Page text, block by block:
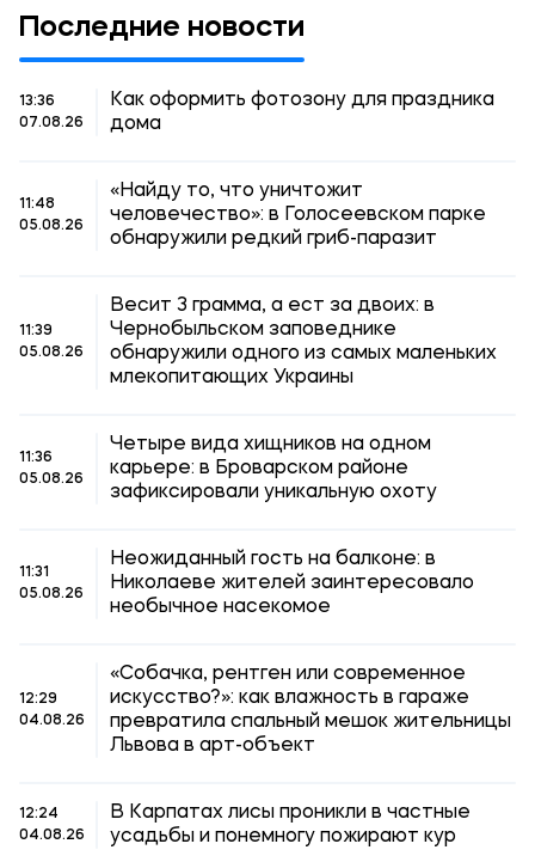
Последние новости
13:36
07.08.26
Как оформить фотозону для праздника
дома
11:48
05.08.26
«Найду то, что уничтожит
человечество»: в Голосеевском парке
обнаружили редкий гриб-паразит
11:39
05.08.26
Весит 3 грамма, а ест за двоих: в
Чернобыльском заповеднике
обнаружили одного из самых маленьких
млекопитающих Украины
11:36
05.08.26
Четыре вида хищников на одном
карьере: в Броварском районе
зафиксировали уникальную охоту
11:31
05.08.26
Неожиданный гость на балконе: в
Николаеве жителей заинтересовало
необычное насекомое
12:29
04.08.26
«Собачка, рентген или современное
искусство?»: как влажность в гараже
превратила спальный мешок жительницы
Львова в арт-объект
12:24
04.08.26
В Карпатах лисы проникли в частные
усадьбы и понемногу пожирают кур